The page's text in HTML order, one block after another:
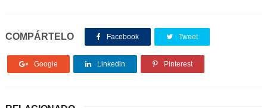
COMPÁRTELO Facebook Tweet
Google Linkedin Pinterest